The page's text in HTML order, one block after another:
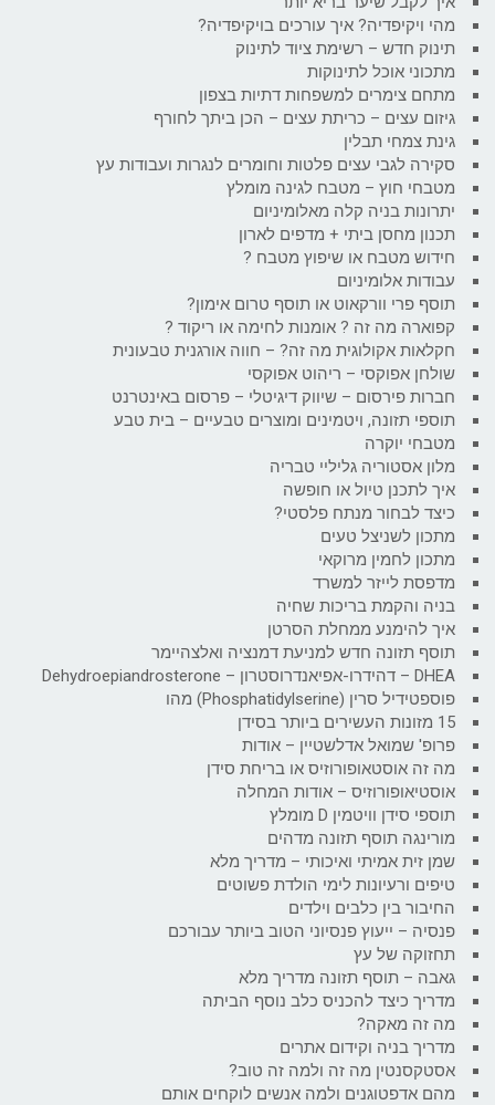
מהי ויקיפדיה? איך עורכים בויקיפדיה?
תינוק חדש – רשימת ציוד לתינוק
מתכוני אוכל לתינוקות
מתחם צימרים למשפחות דתיות בצפון
גיזום עצים – כריתת עצים – הכן ביתך לחורף
גינת צמחי תבלין
סקירה לגבי עצים פלטות וחומרים לנגרות ועבודות עץ
מטבחי חוץ – מטבח לגינה מומלץ
יתרונות בניה קלה מאלומיניום
תכנון מחסן ביתי + מדפים לארון
חידוש מטבח או שיפוץ מטבח ?
עבודות אלומיניום
תוסף פרי וורקאוט או תוסף טרום אימון?
קפוארה מה זה ? אומנות לחימה או ריקוד ?
חקלאות אקולוגית מה זה? – חווה אורגנית טבעונית
שולחן אפוקסי – ריהוט אפוקסי
חברות פירסום – שיווק דיגיטלי – פרסום באינטרנט
תוספי תזונה, ויטמינים ומוצרים טבעיים – בית טבע
מטבחי יוקרה
מלון אסטוריה גליליי טבריה
איך לתכנן טיול או חופשה
כיצד לבחור מנתח פלסטי?
מתכון לשניצל טעים
מתכון לחמין מרוקאי
מדפסת לייזר למשרד
בניה והקמת בריכות שחיה
איך להימנע ממחלת הסרטן
תוסף תזונה חדש למניעת דמנציה ואלצהיימר
DHEA – דהידרו-אפיאנדרוסטרון – Dehydroepiandrosterone
פוספטידיל סרין (Phosphatidylserine) מהו
15 מזונות העשירים ביותר בסידן
פרופ' שמואל אדלשטיין – אודות
מה זה אוסטאופורוזיס או בריחת סידן
אוסטיאופורוזיס – אודות המחלה
תוספי סידן וויטמין D מומלץ
מורינגה תוסף תזונה מדהים
שמן זית אמיתי ואיכותי – מדריך מלא
טיפים ורעיונות לימי הולדת פשוטים
החיבור בין כלבים וילדים
פנסיה – ייעוץ פנסיוני הטוב ביותר עבורכם
תחזוקה של עץ
גאבה – תוסף תזונה מדריך מלא
מדריך כיצד להכניס כלב נוסף הביתה
מה זה מאקה?
מדריך בניה וקידום אתרים
אסטקסנטין מה זה ולמה זה טוב?
מהם אדפטוגנים ולמה אנשים לוקחים אותם